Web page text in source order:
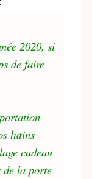
2020, si
de faire
lutins
cadeau
la porte